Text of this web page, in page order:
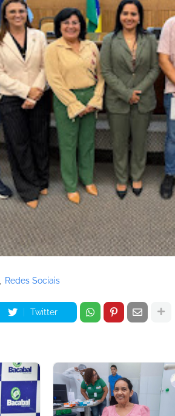
Redes Sociais
Twitter